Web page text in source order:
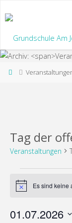
Inhalt
Start
Tag der
Veranstaltungen
HinweisEs sind keine
01.07.2026